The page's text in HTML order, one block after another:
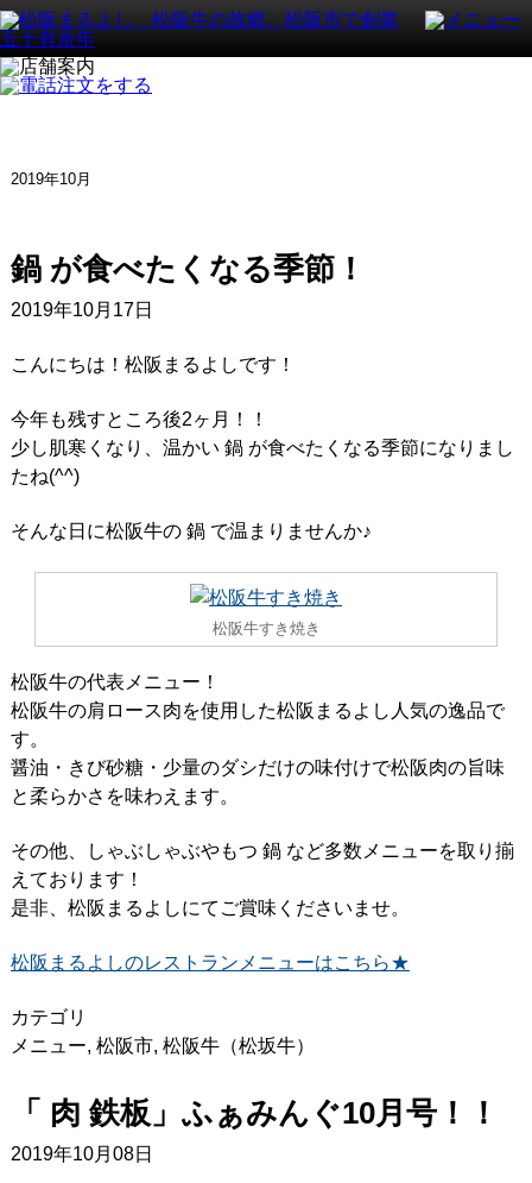
2019年10月
鍋 が食べたくなる季節！
2019年10月17日
こんにちは！松阪まるよしです！
今年も残すところ後2ヶ月！！
少し肌寒くなり、温かい 鍋 が食べたくなる季節になりまし
たね(^^)
そんな日に松阪牛の 鍋 で温まりませんか♪
松阪牛すき焼き
松阪牛の代表メニュー！
松阪牛の肩ロース肉を使用した松阪まるよし人気の逸品で
す。
醤油・きび砂糖・少量のダシだけの味付けで松阪肉の旨味
と柔らかさを味わえます。
その他、しゃぶしゃぶやもつ 鍋 など多数メニューを取り揃
えております！
是非、松阪まるよしにてご賞味くださいませ。
松阪まるよしのレストランメニューはこちら★
カテゴリ
メニュー, 松阪市, 松阪牛（松坂牛）
「 肉 鉄板」ふぁみんぐ10月号！！
2019年10月08日